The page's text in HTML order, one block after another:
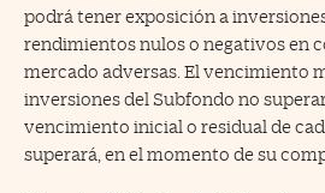
podrá tener exposición a
rendimientos nulos o negativos en
mercado adversas. El vencimiento
inversiones del Subfondo no
vencimiento inicial o residual de
superará, en el momento de su